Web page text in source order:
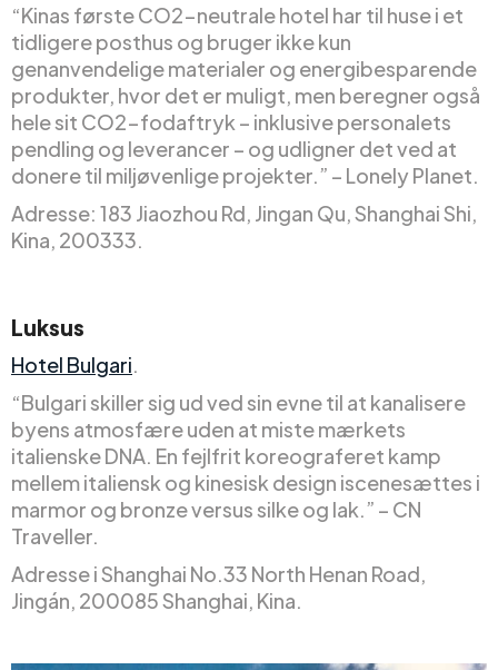
“Kinas første CO2-neutrale hotel har til huse i et
tidligere posthus og bruger ikke kun
genanvendelige materialer og energibesparende
produkter, hvor det er muligt, men beregner også
hele sit CO2-fodaftryk – inklusive personalets
pendling og leverancer – og udligner det ved at
donere til miljøvenlige projekter.” – Lonely Planet.
Adresse: 183 Jiaozhou Rd, Jingan Qu, Shanghai Shi,
Kina, 200333.
Luksus
Hotel Bulgari.
“Bulgari skiller sig ud ved sin evne til at kanalisere
byens atmosfære uden at miste mærkets
italienske DNA. En fejlfrit koreograferet kamp
mellem italiensk og kinesisk design iscenesættes i
marmor og bronze versus silke og lak.” – CN
Traveller.
Adresse i Shanghai No.33 North Henan Road,
Jingán, 200085 Shanghai, Kina.